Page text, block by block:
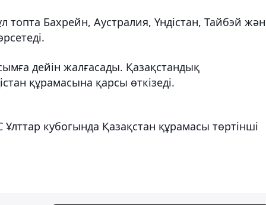
топта Бахрейн, Аустралия, Үндістан, Тайбэй
дейін жалғасады. Қазақстандық
құрамасына қарсы өткізеді.
кубогында Қазақстан құрамасы төртінші